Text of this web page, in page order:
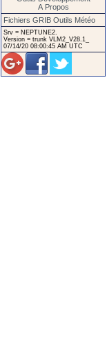
A Propos
Fichiers GRIB Outils Météo
Srv = NEPTUNE2.
Version = trunk VLM2_V28.1_
07/14/20 08:00:45 AM UTC